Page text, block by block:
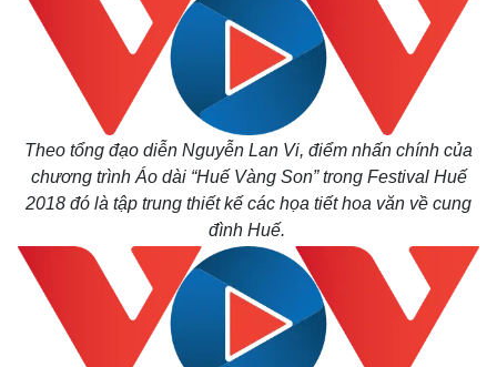
Thế giới
Quan sát
Cuộc sống đó đây
Multimedia
E-Magazine
Infographic
Theo tổng đạo diễn Nguyễn Lan Vi, điểm nhấn chính của
chương trình Áo dài “Huế Vàng Son” trong Festival Huế
2018 đó là tập trung thiết kế các họa tiết hoa văn về cung
đình Huế.